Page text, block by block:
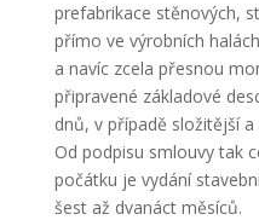
prefabrikace stěnových,
přímo ve výrobních
a navíc zcela přesnou
připravené základové
dnů, v případě složitější
Od podpisu smlouvy tak
počátku je vydání
šest až dvanáct měsíců.